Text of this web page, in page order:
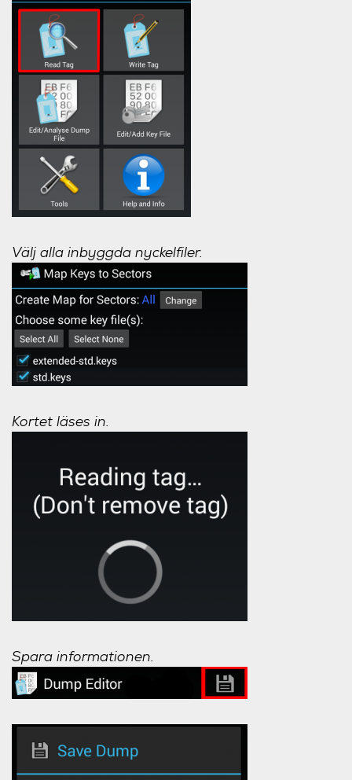
Välj alla inbyggda nyckelfiler.
Kortet läses in.
Spara informationen.